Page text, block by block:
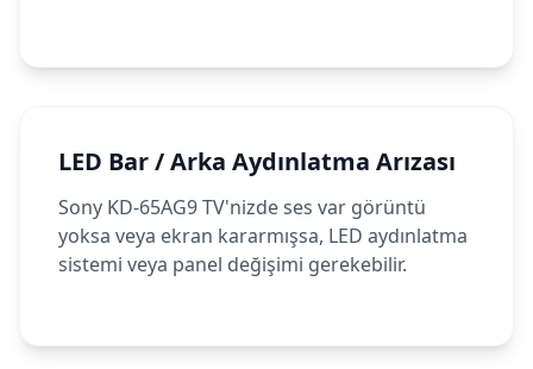
LED Bar / Arka Aydınlatma Arızası
Sony KD-65AG9 TV'nizde ses var görüntü
yoksa veya ekran kararmışsa, LED aydınlatma
sistemi veya panel değişimi gerekebilir.